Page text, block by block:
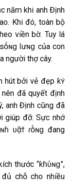
năm khi anh Định
Khi đó, toàn bộ
viền bờ. Tuy lá
Ɩưɴɡ của con
người thợ cây.
hút bởi vẻ đẹp ƙʏ̀
đã quyết định
anh Định cũng đã
giúp đỡ. Sực nhớ
ʋᾷϯ ɾṑɴɡ đang
thước “ƙɦὑɴɡ”,
chỗ cho nhiều